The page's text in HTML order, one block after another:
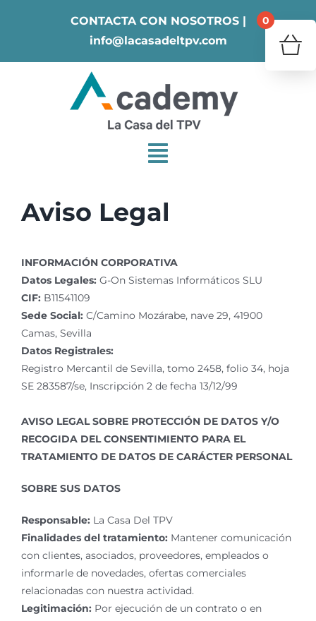
CONTACTA CON NOSOTROS |
info@lacasadeltpv.com
Aviso Legal
INFORMACIÓN CORPORATIVA
Datos Legales: G-On Sistemas Informáticos SLU
CIF: B11541109
Sede Social: C/Camino Mozárabe, nave 29, 41900
Camas, Sevilla
Datos Registrales:
Registro Mercantil de Sevilla, tomo 2458, folio 34, hoja
SE 283587/se, Inscripción 2 de fecha 13/12/99
AVISO LEGAL SOBRE PROTECCIÓN DE DATOS Y/O
RECOGIDA DEL CONSENTIMIENTO PARA EL
TRATAMIENTO DE DATOS DE CARÁCTER PERSONAL
SOBRE SUS DATOS
Responsable: La Casa Del TPV
Finalidades del tratamiento: Mantener comunicación
con clientes, asociados, proveedores, empleados o
informarle de novedades, ofertas comerciales
relacionadas con nuestra actividad.
Legitimación: Por ejecución de un contrato o en
0